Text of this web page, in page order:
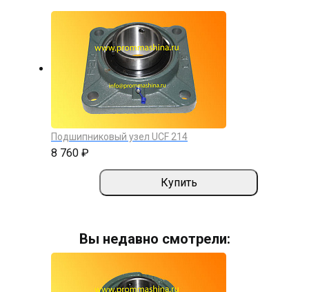
Подшипниковый узел UCF 214
8 760 ₽
Купить
Вы недавно смотрели: